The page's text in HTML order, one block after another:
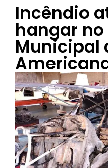
Incêndio
hangar
Municipal